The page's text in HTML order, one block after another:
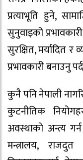
प्रत्याभूति हुने,
सुनुवाइको
सुरक्षित, मर्यादित र
प्रभावकारी बनाउनु
कुनै पनि नेपाली
कुटनीतिक
अवस्थाको अन्त्य
मन्त्रालय,